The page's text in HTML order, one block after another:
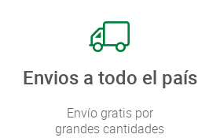
Envios a todo el país
Envío gratis por
grandes cantidades